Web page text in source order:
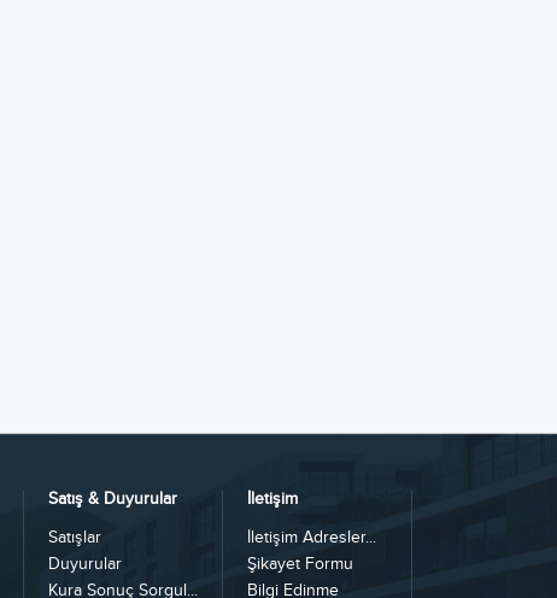
Satış & Duyurular
Satışlar
Duyurular
Kura Sonuç Sorgul...
İletişim
İletişim Adresler...
Şikayet Formu
Bilgi Edinme